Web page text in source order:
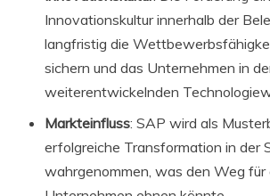
Innovationskultur innerhalb der
langfristig die
sichern und das Unternehmen in
weiterentwickelnden
Markteinfluss: SAP wird als
erfolgreiche Transformation in der
wahrgenommen, was den Weg für